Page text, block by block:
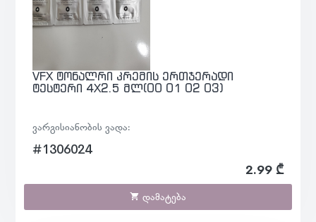
VFX ტონალრი კრემის ერთჯერადი
ტესტერი 4X2.5 მლ(00 01 02 03)
ვარგისიანობის ვადა:
#1306024
2.99 ₾
დამატება